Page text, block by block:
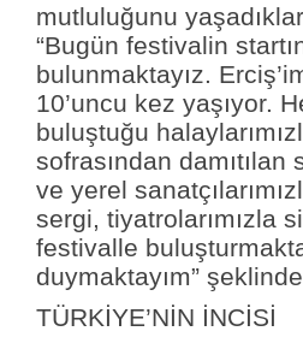
mutluluğunu
“Bugün festivalin
bulunmaktayız.
10’uncu kez yaşıyor.
buluştuğu
sofrasından damıtılan
ve yerel
sergi, tiyatrolarımızla
festivalle
duymaktayım”
TÜRKİYE’NİN İNCİSİ